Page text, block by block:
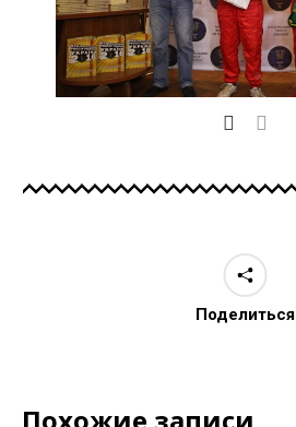
Поделиться